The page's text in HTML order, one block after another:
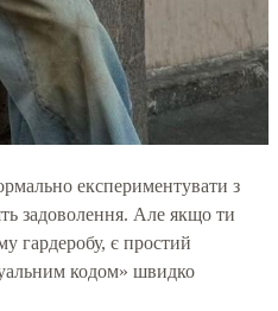
експериментувати з
задоволення. Але якщо ти
гардеробу, є простий
кодом» швидко